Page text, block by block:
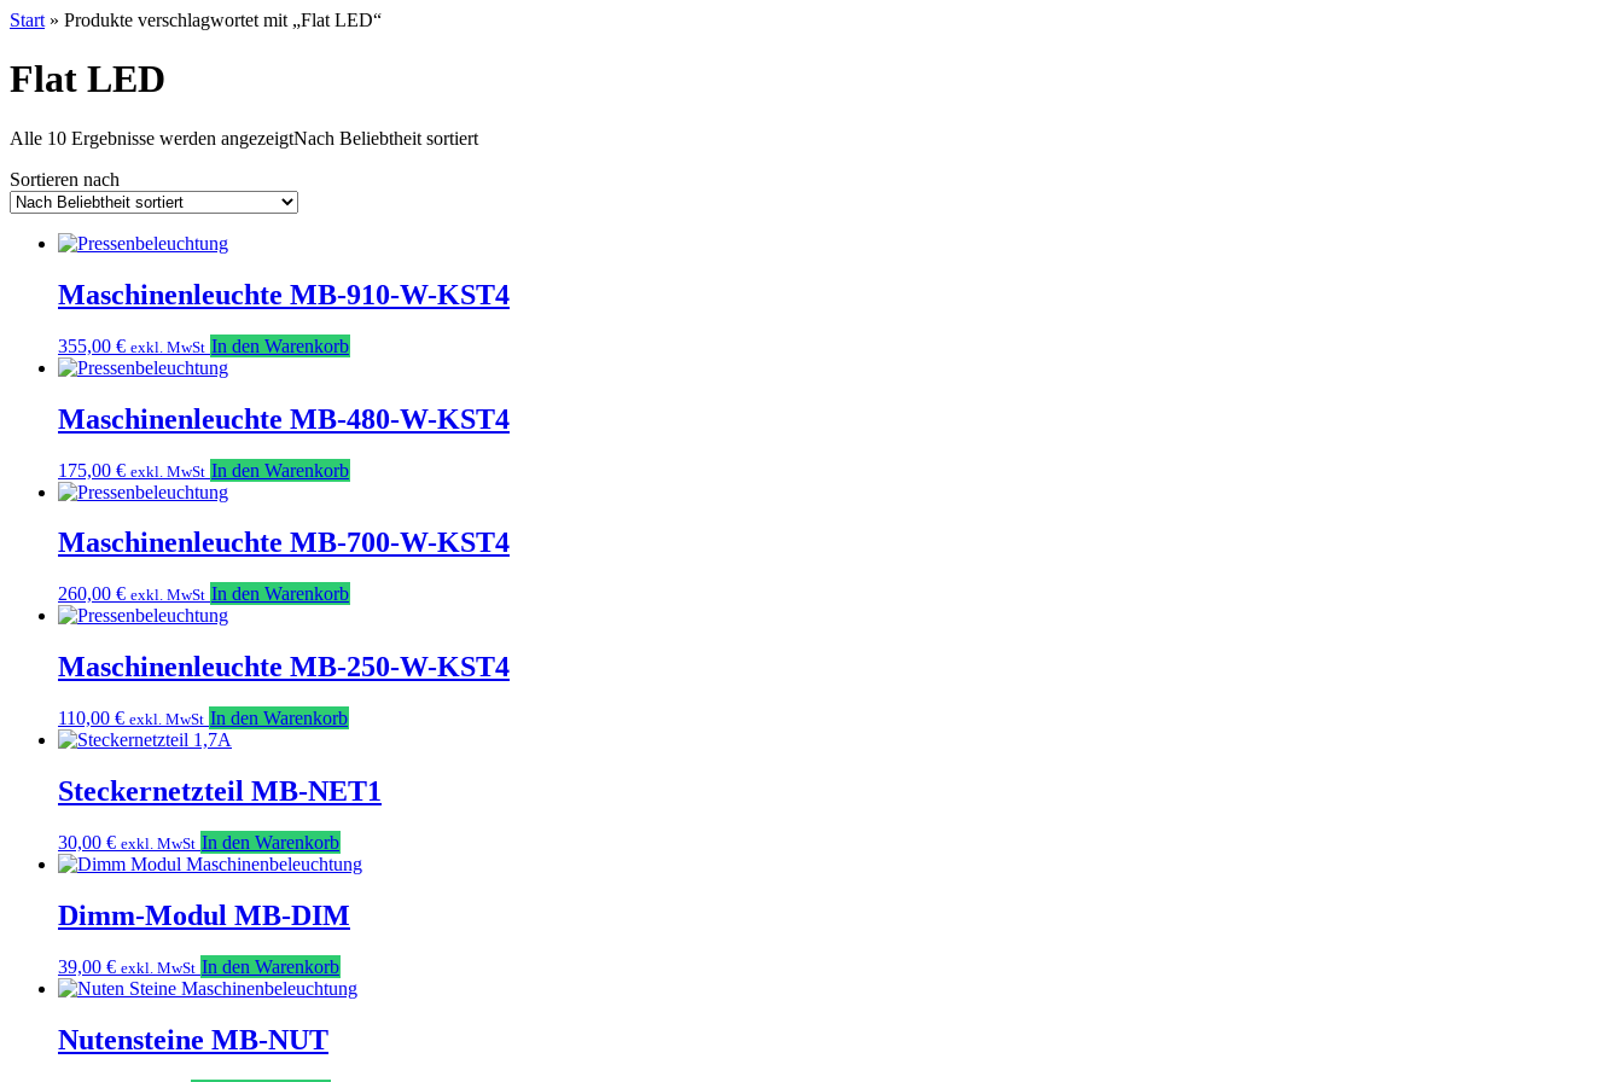
Start » Produkte verschlagwortet mit „Flat LED“
Flat LED
Alle 10 Ergebnisse werden angezeigtNach Beliebtheit sortiert
Sortieren nach
Maschinenleuchte MB-910-W-KST4
355,00 € exkl. MwSt In den Warenkorb
Maschinenleuchte MB-480-W-KST4
175,00 € exkl. MwSt In den Warenkorb
Maschinenleuchte MB-700-W-KST4
260,00 € exkl. MwSt In den Warenkorb
Maschinenleuchte MB-250-W-KST4
110,00 € exkl. MwSt In den Warenkorb
Steckernetzteil MB-NET1
30,00 € exkl. MwSt In den Warenkorb
Dimm-Modul MB-DIM
39,00 € exkl. MwSt In den Warenkorb
Nutensteine MB-NUT